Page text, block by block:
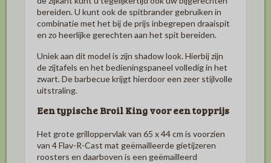
bereiden. U kunt ook de spitbrander gebruiken in
combinatie met het bij de prijs inbegrepen draaispit
en zo heerlijke gerechten aan het spit bereiden.
Uniek aan dit model is zijn shadow look. Hierbij zijn
de zijtafels en het bedieningspaneel volledig in het
zwart. De barbecue krijgt hierdoor een zeer stijlvolle
uitstraling.
Een typische Broil King voor een topprijs
Het grote grilloppervlak van 65 x 44 cm is voorzien
van 4 Flav-R-Cast mat geëmailleerde gietijzeren
roosters en daarboven is een geëmailleerd